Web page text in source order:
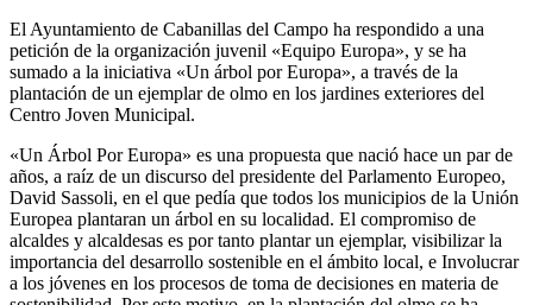
El Ayuntamiento de Cabanillas del Campo ha respondido a una
petición de la organización juvenil «Equipo Europa», y se ha
sumado a la iniciativa «Un árbol por Europa», a través de la
plantación de un ejemplar de olmo en los jardines exteriores del
Centro Joven Municipal.
«Un Árbol Por Europa» es una propuesta que nació hace un par de
años, a raíz de un discurso del presidente del Parlamento Europeo,
David Sassoli, en el que pedía que todos los municipios de la Unión
Europea plantaran un árbol en su localidad. El compromiso de
alcaldes y alcaldesas es por tanto plantar un ejemplar, visibilizar la
importancia del desarrollo sostenible en el ámbito local, e Involucrar
a los jóvenes en los procesos de toma de decisiones en materia de